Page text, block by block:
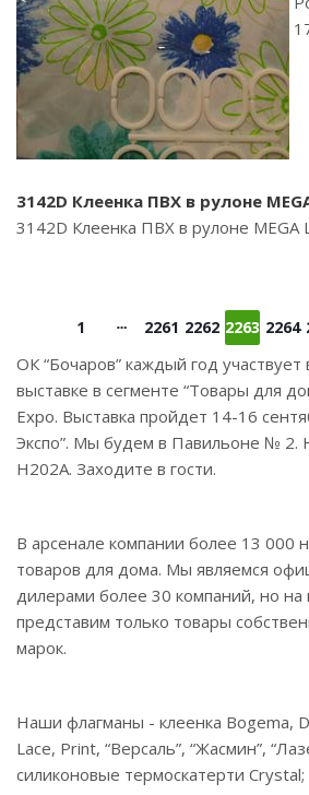
3142D Клеенка ПВХ в рулоне
3142D Клеенка ПВХ в рулоне MEGA
1 2261 2262 2263 2264
ОК “Бочаров” каждый год
выставке в сегменте “Товары для
Expo. Выставка пройдет 14-16
Экспо”. Мы будем в Павильоне № 2.
Н202А. Заходите в гости.
В арсенале компании более 13 000
товаров для дома. Мы являемся
дилерами более 30 компаний, но на
представим только товары
марок.
Наши флагманы - клеенка Bogema,
Lace, Print, “Версаль”, “Жасмин”,
силиконовые термоскатерти